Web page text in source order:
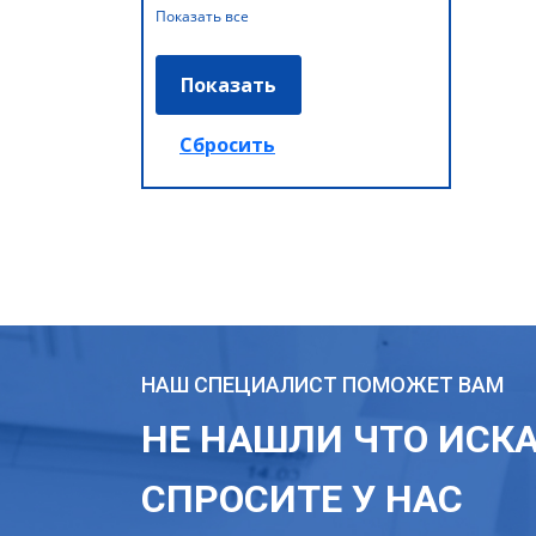
Показать все
НАШ СПЕЦИАЛИСТ ПОМОЖЕТ ВАМ
НЕ НАШЛИ ЧТО
СПРОСИТЕ У НАС